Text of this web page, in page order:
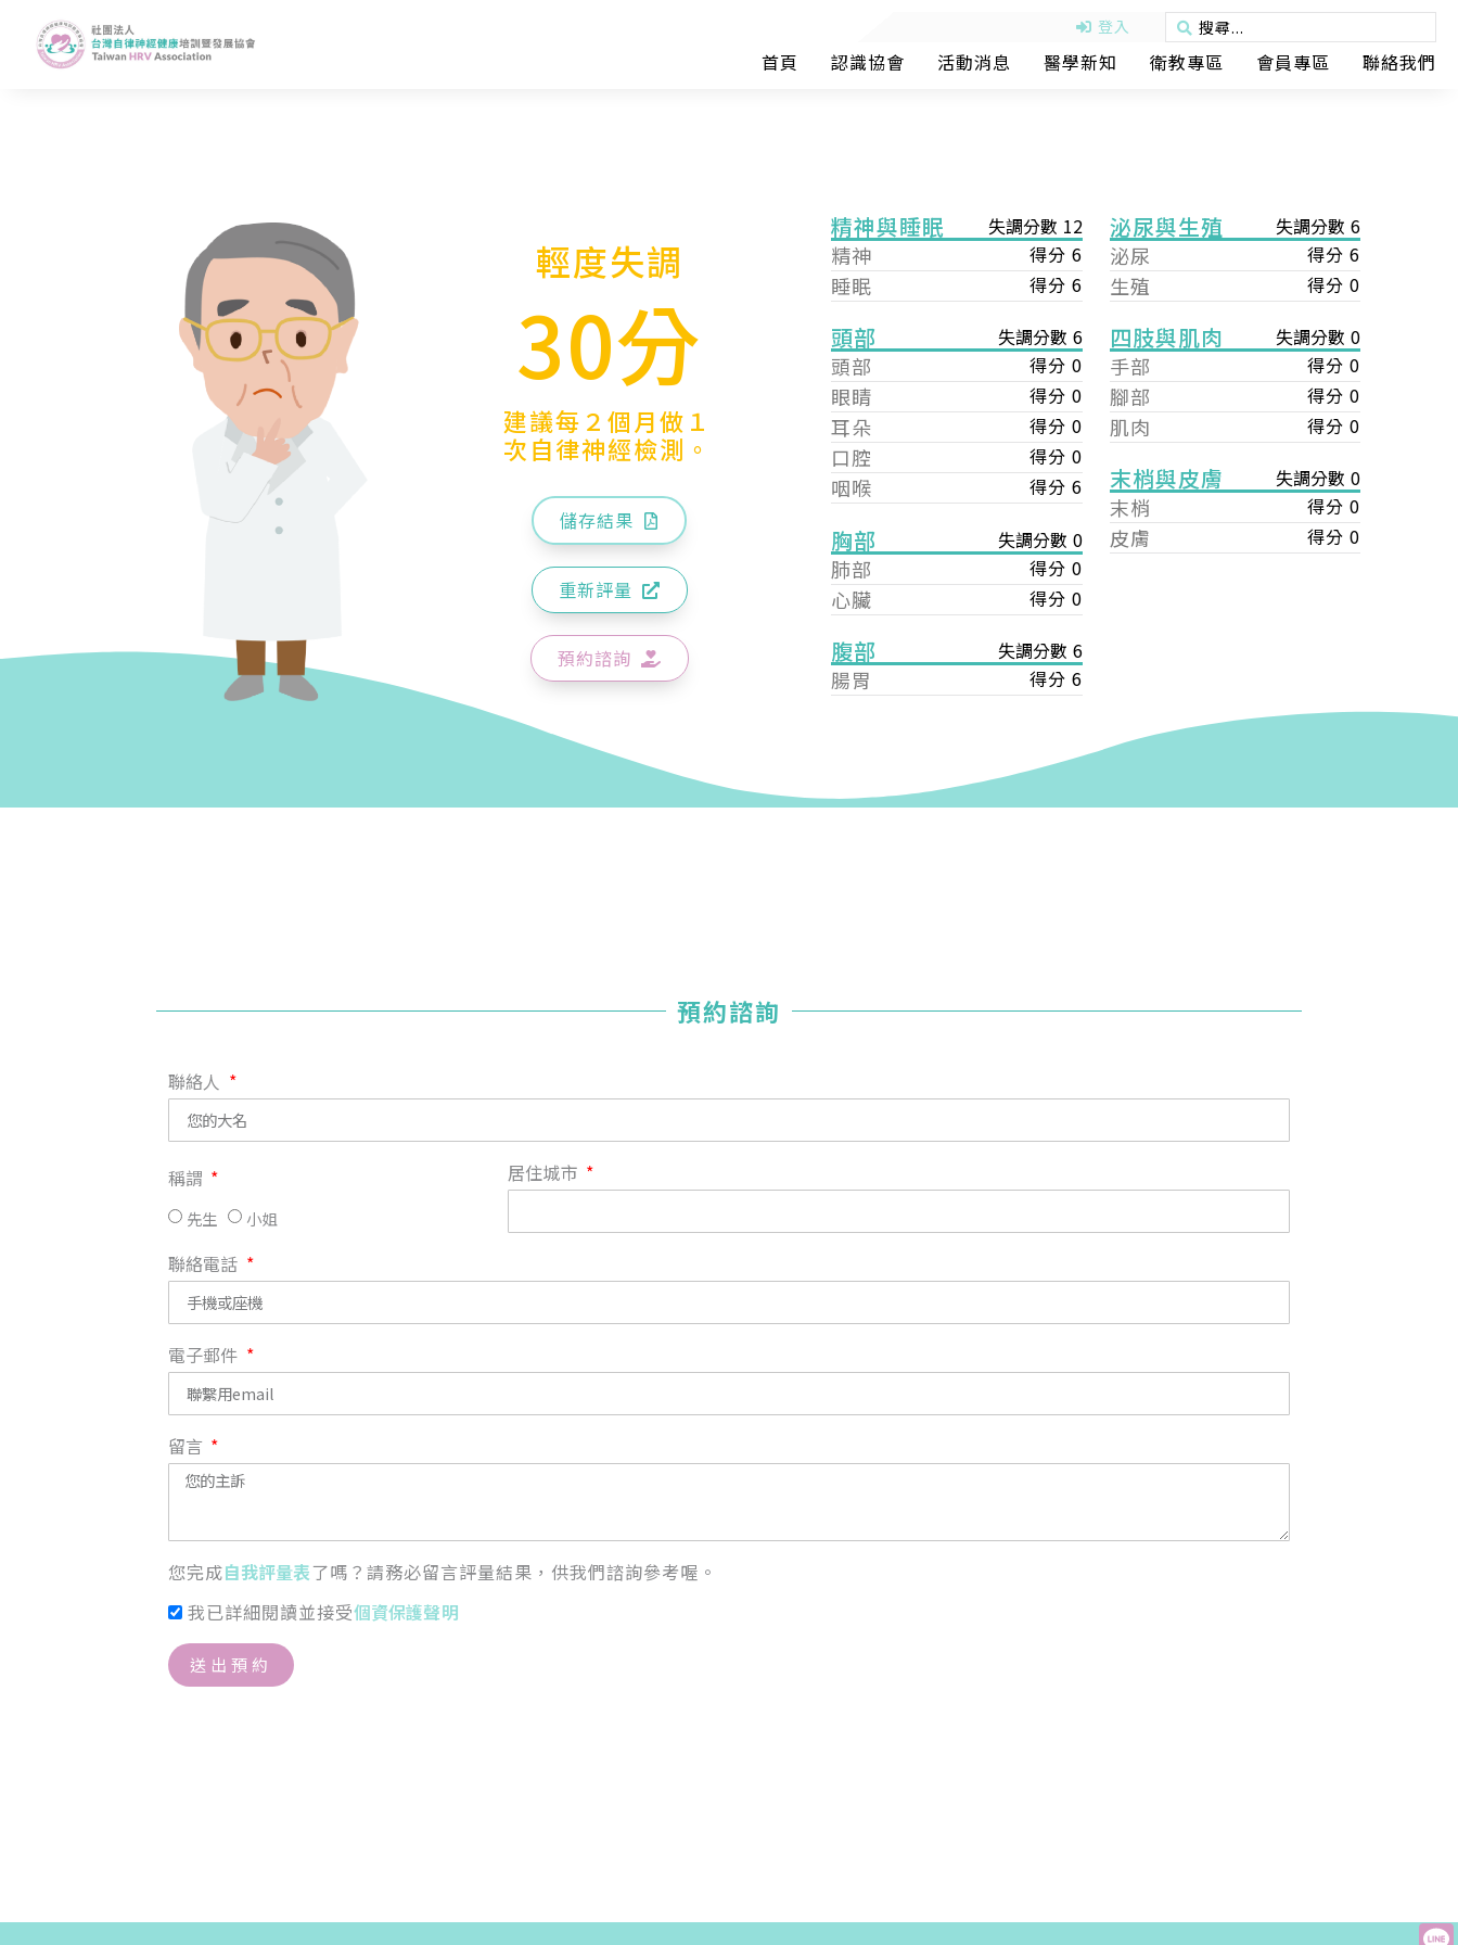
登入
首頁 認識協會 活動消息 醫學新知 衛教專區 會員專區 聯絡我們
輕度失調
30分
建議每２個月做１
次自律神經檢測。
儲存結果
重新評量
預約諮詢
精神與睡眠 失調分數 12
精神 得分 6
睡眠 得分 6
頭部 失調分數 6
頭部 得分 0
眼睛 得分 0
耳朵 得分 0
口腔 得分 0
咽喉 得分 6
胸部 失調分數 0
肺部 得分 0
心臟 得分 0
腹部 失調分數 6
腸胃 得分 6
泌尿與生殖 失調分數 6
泌尿 得分 6
生殖 得分 0
四肢與肌肉 失調分數 0
手部 得分 0
腳部 得分 0
肌肉 得分 0
末梢與皮膚 失調分數 0
末梢 得分 0
皮膚 得分 0
預約諮詢
聯絡人
稱謂
先生 小姐
居住城市
聯絡電話
電子郵件
留言
您完成自我評量表了嗎？請務必留言評量結果，供我們諮詢參考喔。
我已詳細閱讀並接受個資保護聲明
送出預約
您好，您的會員申請，已成功送出，經本協會理事會審核
【會費】
入會費新臺幣1200元，於會員入會時繳納；常年會費1200
元，於每年度繳納。
戶名: 社團法人台灣自律神經健康培訓暨發展協會